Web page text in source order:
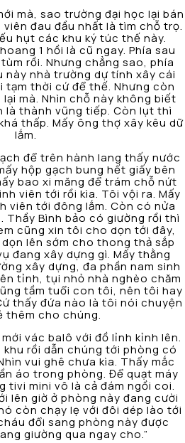
mà, sao trường đại học lại bán
đau đầu nhất là tìm chỗ trọ.
hụt các khu ký túc thế này.
1 hồi là cũ ngay. Phía sau
rồi. Nhưng chẳng sao, phía
này nhà trường dự tính xây cái
tạm thời cứ để thế. Nhưng còn
mà. Nhìn chỗ này không biết
là thành vũng tiếp. Còn lụt thì
thấp. Mấy ông thợ xây kêu dữ
lắm.
để trên hành lang thấy nước
hộp gạch bung hết giấy bên
bao xi măng để trám chỗ nứt
viên tới rồi kìa. Tôi vội ra. Mấy
viên tới đông lắm. Còn có nửa
Thầy Bình bảo có giường rồi thì
cũng xin tôi cho dọn tới đây,
lên sớm cho thong thả sắp
đang xây dựng gì. Mấy thằng
xây dựng, đa phần nam sinh
tỉnh, tụi nhỏ nhà nghèo chăm
tầm tuổi con tôi, nên tôi hay
thấy đứa nào là tôi nói chuyện
thêm cho chúng.
vác balô với đồ lỉnh kỉnh lên.
rồi dẫn chúng tới phòng có
vui ghê chưa kìa. Thấy mắc
áo trong phòng. Để quạt máy
tivi mini vô là cả đám ngồi coi.
lên giờ ở phòng này đang cười
còn chạy lẹ với đôi dép lào tới
đổi sang phòng này được
giường qua ngay cho.”